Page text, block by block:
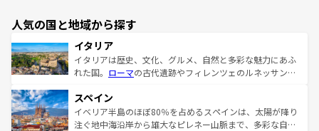
人気の国と地域から探す
イタリア
イタリアは歴史、文化、グルメ、自然と多彩な魅力にあふ
れた国。 ローマの古代遺跡やフィレンツェのルネッサンス
ろん、トスカーナの美しい田園風景やアマルフィ海岸の絶
景など、自然景観も見逃せない。観光の合間には、本場の
ピザやパスタなど、絶品のイタリア料理を堪能することも
スペイン
イベリア半島のほぼ80％を占めるスペインは、太陽が降り
注ぐ地中海沿岸から雄大なピレネー山脈まで、多彩な自然